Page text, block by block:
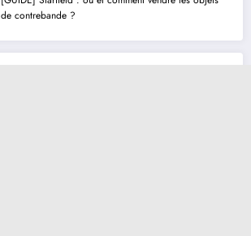
de contrebande ?